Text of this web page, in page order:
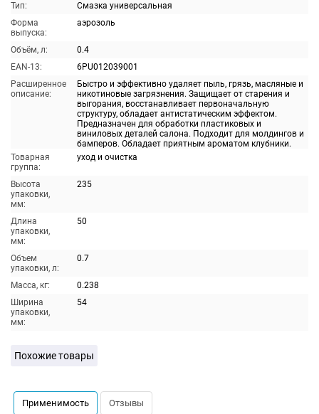
Тип:
Смазка универсальная
Форма
выпуска:
аэрозоль
Объём, л:
0.4
EAN-13:
6PU012039001
Расширенное
описание:
Быстро и эффективно удаляет пыль, грязь, масляные и
никотиновые загрязнения. Защищает от старения и
выгорания, восстанавливает первоначальную
структуру, обладает антистатическим эффектом.
Предназначен для обработки пластиковых и
виниловых деталей салона. Подходит для молдингов и
бамперов. Обладает приятным ароматом клубники.
Товарная
группа:
уход и очистка
Высота
упаковки,
мм:
235
Длина
упаковки,
мм:
50
Объем
упаковки, л:
0.7
Масса, кг:
0.238
Ширина
упаковки,
мм:
54
Похожие товары
Применимость Отзывы